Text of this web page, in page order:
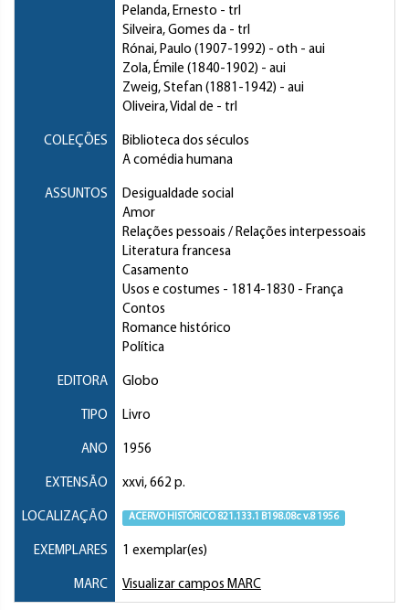
Pelanda, Ernesto - trl
Silveira, Gomes da - trl
Rónai, Paulo (1907-1992) - oth - aui
Zola, Émile (1840-1902) - aui
Zweig, Stefan (1881-1942) - aui
Oliveira, Vidal de - trl
COLEÇÕES
Biblioteca dos séculos
A comédia humana
ASSUNTOS
Desigualdade social
Amor
Relações pessoais / Relações interpessoais
Literatura francesa
Casamento
Usos e costumes - 1814-1830 - França
Contos
Romance histórico
Política
EDITORA Globo
TIPO Livro
ANO 1956
EXTENSÃO xxvi, 662 p.
LOCALIZAÇÃO ACERVO HISTÓRICO 821.133.1 B198.08c v.8 1956
EXEMPLARES 1 exemplar(es)
MARC Visualizar campos MARC